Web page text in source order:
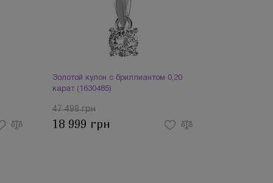
Золотой кулон с бриллиантом 0,20
карат (1630485)
47 498 грн
18 999 грн